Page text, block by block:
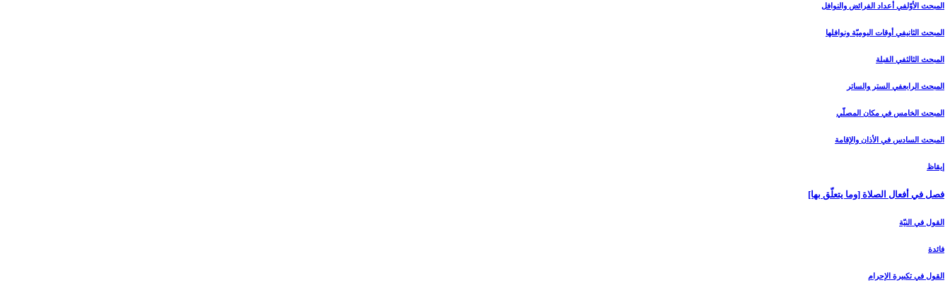
المبحث الأوّل‏في أعداد الفرائض والنوافل‏
المبحث الثاني‏في أوقات اليوميّة ونوافلها
المبحث الثالث‏في القبلة
المبحث الرابع‏في الستر والساتر
المبحث الخامس ‏في مكان المصلّي‏
المبحث السادس‏ في الأذان والإقامة
إيقاظ
فصل في أفعال الصلاة [وما يتعلّق بها]
القول في النيّة
فائدة
القول في تكبيرة الإحرام‏